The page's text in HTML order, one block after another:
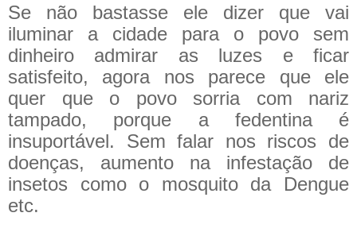
Se não bastasse ele dizer que vai
iluminar a cidade para o povo sem
dinheiro admirar as luzes e ficar
satisfeito, agora nos parece que ele
quer que o povo sorria com nariz
tampado, porque a fedentina é
insuportável. Sem falar nos riscos de
doenças, aumento na infestação de
insetos como o mosquito da Dengue
etc.